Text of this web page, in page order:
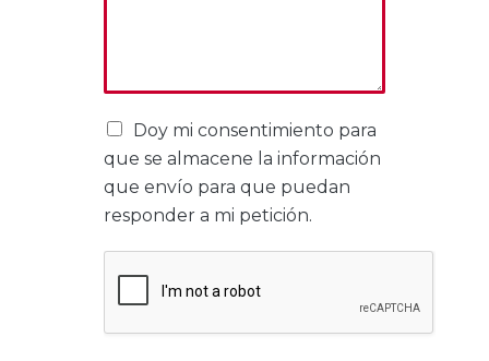
Doy mi consentimiento para
que se almacene la información
que envío para que puedan
responder a mi petición.